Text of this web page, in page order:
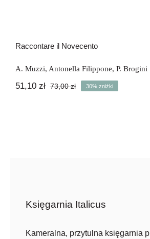
Raccontare il Novecento
A. Muzzi, Antonella Filippone, P. Brogini
73,00złPierwotna
51,10 zł
Aktualna
30% zniżki
Księgarnia Italicus
Kameralna, przytulna księgarnia